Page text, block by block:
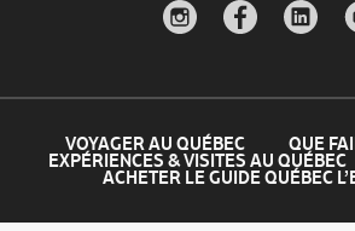
VOYAGER AU QUÉBEC
QUE
EXPÉRIENCES & VISITES AU QUÉBEC
ACHETER LE GUIDE QUÉBEC